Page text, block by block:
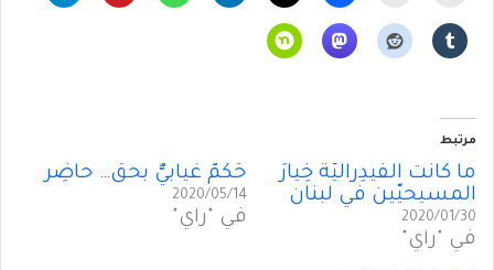
مرتبط
ما كانت الفيدِراليّةُ خِيارَ
المسيحيّين في لبنان
2020/01/30
في "رأي"
حُكمٌ غيابيٌّ بحقِّ… حاضِر
2020/05/14
في "رأي"